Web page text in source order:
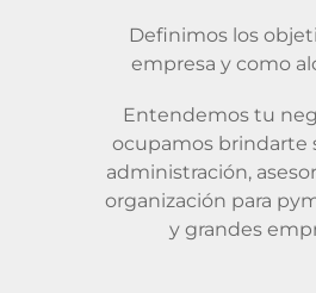
Definimos los
empresa y como
Entendemos tu
ocupamos brindarte
administración,
organización para
y grandes